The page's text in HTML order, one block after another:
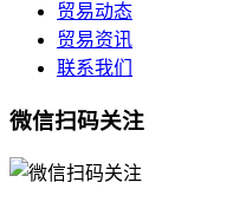
贸易动态
贸易资讯
联系我们
微信扫码关注